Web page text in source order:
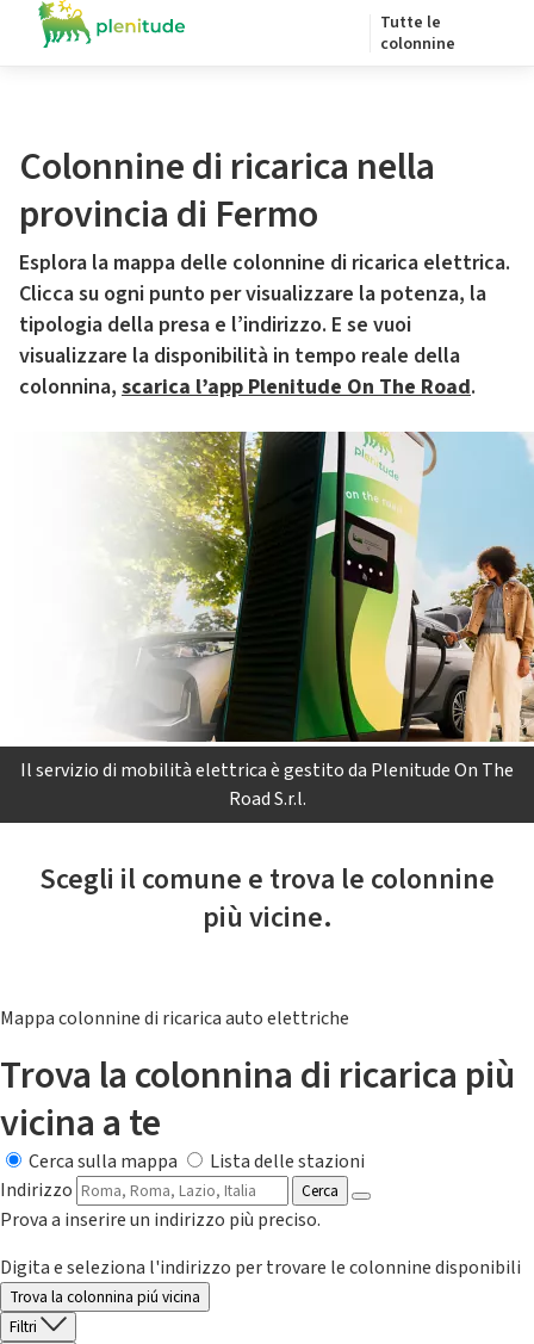
Tutte le
colonnine
Colonnine di ricarica nella
provincia di Fermo
Esplora la mappa delle colonnine di ricarica elettrica.
Clicca su ogni punto per visualizzare la potenza, la
tipologia della presa e l’indirizzo. E se vuoi
visualizzare la disponibilità in tempo reale della
colonnina, scarica l’app Plenitude On The Road.
Il servizio di mobilità elettrica è gestito da Plenitude On The
Road S.r.l.
Scegli il comune e trova le colonnine
più vicine.
Mappa colonnine di ricarica auto elettriche
Trova la colonnina di ricarica più
vicina a te
Cerca sulla mappa
Lista delle stazioni
Indirizzo
Cerca
Prova a inserire un indirizzo più preciso.
Digita e seleziona l'indirizzo per trovare le colonnine disponibili
Trova la colonnina piú vicina
Filtri